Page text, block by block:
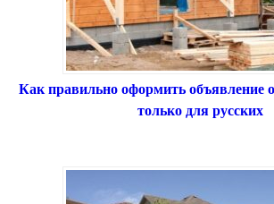
Как правильно оформить объявление
только для русских